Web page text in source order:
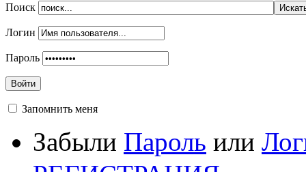
Поиск
Логин
Пароль
Войти
Запомнить меня
Забыли Пароль или